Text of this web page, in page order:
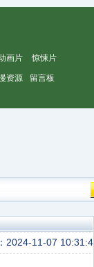
画片 惊悚片
资源 留言板
2024-11-07 10:31:4